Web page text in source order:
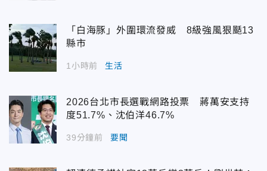
「白海豚」外圍環流發威 8級強風狠颳13
縣市
1小時前 生活
2026台北市長選戰網路投票 蔣萬安支持
度51.7%、沈伯洋46.7%
39分鐘前 要聞